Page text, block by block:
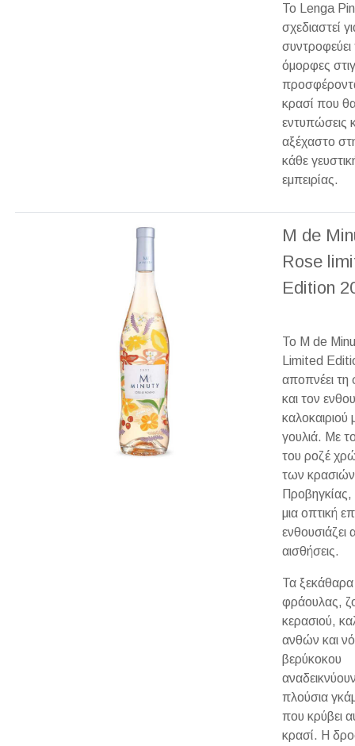
Το Lenga
σχεδιαστεί
συντροφεύει
όμορφες
κρασί που θα
εντυπώσεις
αξέχαστο
κάθε
εμπειρίας.
M de
Rose
Edition
Το M de
Limited
αποπνέει
και τον
καλοκαιριού
γουλιά. Με
του ροζέ
των
Προβηγκίας,
μια οπτική
ενθουσιάζει
αισθήσεις.
Τα
φράουλας,
κερασιού,
ανθών και
βερύκοκου
πλούσια
που κρύβει
κρασί. Η